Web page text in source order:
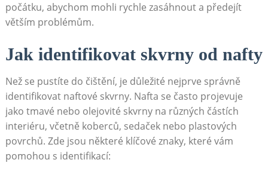
počátku, abychom mohli rychle zasáhnout a předejít
větším problémům.
Jak identifikovat skvrny od nafty
Než se pustíte do čištění, je důležité nejprve správně
identifikovat naftové skvrny. Nafta se často projevuje
jako tmavé nebo olejovité skvrny na různých částích
interiéru, včetně koberců, sedaček nebo plastových
povrchů. Zde jsou některé klíčové znaky, které vám
pomohou s identifikací: